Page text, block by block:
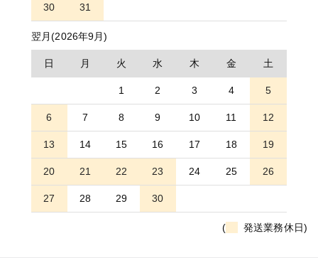
30 31
翌月(2026年9月)
日 月 火 水 木 金 土
1 2 3 4 5
6 7 8 9 10 11 12
13 14 15 16 17 18 19
20 21 22 23 24 25 26
27 28 29 30
( 発送業務休日)